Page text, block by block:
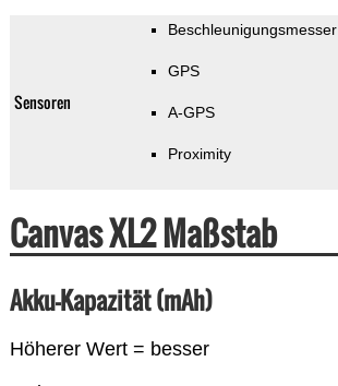
Sensoren
Beschleunigungsmesser
GPS
A-GPS
Proximity
Canvas XL2 Maßstab
Akku-Kapazität (mAh)
Höherer Wert = besser